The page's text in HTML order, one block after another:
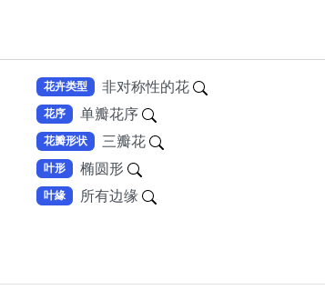
花卉类型 非对称性的花
花序 单瓣花序
花瓣形状 三瓣花
叶形 椭圆形
叶緣 所有边缘